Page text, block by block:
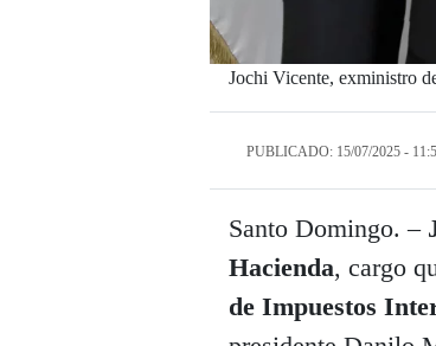
Jochi Vicente, exministro
PUBLICADO: 15/07/2025 -
Santo Domingo. –
Hacienda, cargo
de Impuestos